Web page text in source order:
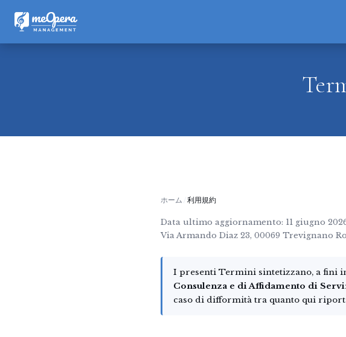
ホーム 利用規約
Data ultimo aggiornamento: 11 giugno
Via Armando Diaz 23, 00069 Trevignano
I presenti Termini sintetizzano, a fini
Consulenza e di Affidamento di
caso di difformità tra quanto qui